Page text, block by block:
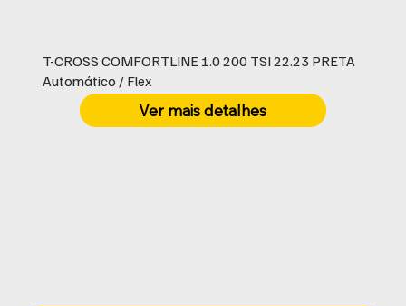
T-CROSS COMFORTLINE 1.0 200 TSI 22.23 PRETA
Automático / Flex
Ver mais detalhes